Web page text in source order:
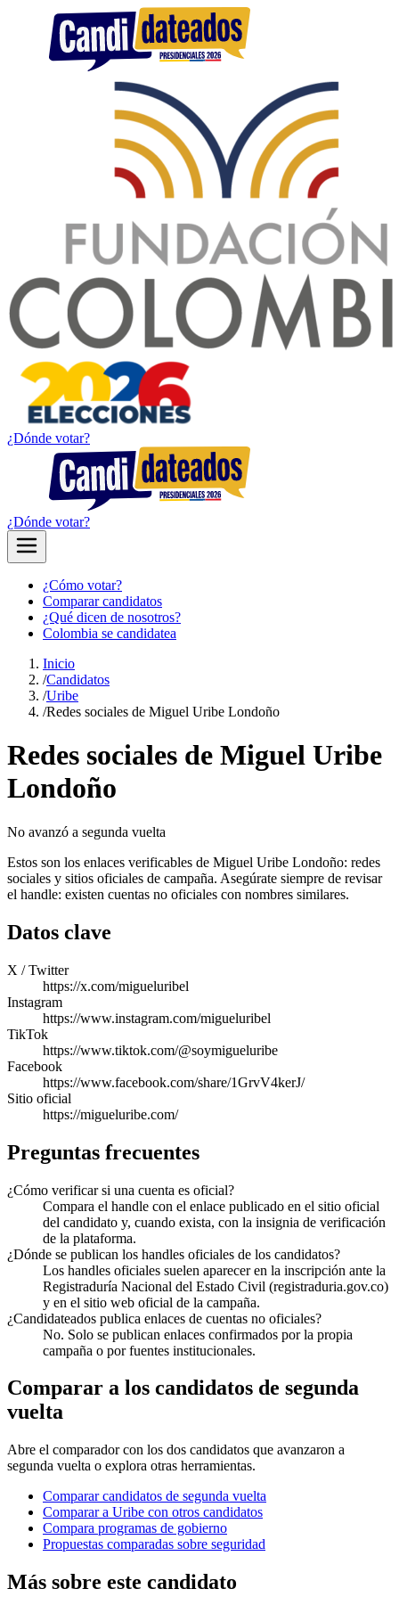
¿Dónde votar?
¿Dónde votar?
¿Cómo votar?
Comparar candidatos
¿Qué dicen de nosotros?
Colombia se candidatea
Inicio
/Candidatos
/Uribe
/Redes sociales de Miguel Uribe Londoño
Redes sociales de Miguel Uribe
Londoño
No avanzó a segunda vuelta
Estos son los enlaces verificables de Miguel Uribe Londoño: redes
sociales y sitios oficiales de campaña. Asegúrate siempre de revisar
el handle: existen cuentas no oficiales con nombres similares.
Datos clave
X / Twitter
https://x.com/migueluribel
Instagram
https://www.instagram.com/migueluribel
TikTok
https://www.tiktok.com/@soymigueluribe
Facebook
https://www.facebook.com/share/1GrvV4kerJ/
Sitio oficial
https://migueluribe.com/
Preguntas frecuentes
¿Cómo verificar si una cuenta es oficial?
Compara el handle con el enlace publicado en el sitio oficial
del candidato y, cuando exista, con la insignia de verificación
de la plataforma.
¿Dónde se publican los handles oficiales de los candidatos?
Los handles oficiales suelen aparecer en la inscripción ante la
Registraduría Nacional del Estado Civil (registraduria.gov.co)
y en el sitio web oficial de la campaña.
¿Candidateados publica enlaces de cuentas no oficiales?
No. Solo se publican enlaces confirmados por la propia
campaña o por fuentes institucionales.
Comparar a los candidatos de segunda
vuelta
Abre el comparador con los dos candidatos que avanzaron a
segunda vuelta o explora otras herramientas.
Comparar candidatos de segunda vuelta
Comparar a Uribe con otros candidatos
Compara programas de gobierno
Propuestas comparadas sobre seguridad
Más sobre este candidato